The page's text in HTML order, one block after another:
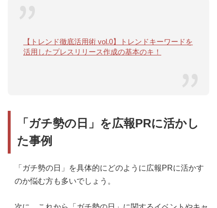
【トレンド徹底活用術 vol.0】トレンドキーワードを
活用したプレスリリース作成の基本のキ！
「ガチ勢の日」を広報PRに活かし
た事例
「ガチ勢の日」を具体的にどのように広報PRに活かす
のか悩む方も多いでしょう。